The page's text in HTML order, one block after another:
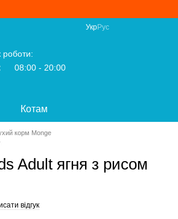
УкрРус
роботи:
08:00 - 20:00
Котам
корм Monge
Adult ягня з рисом
відгук